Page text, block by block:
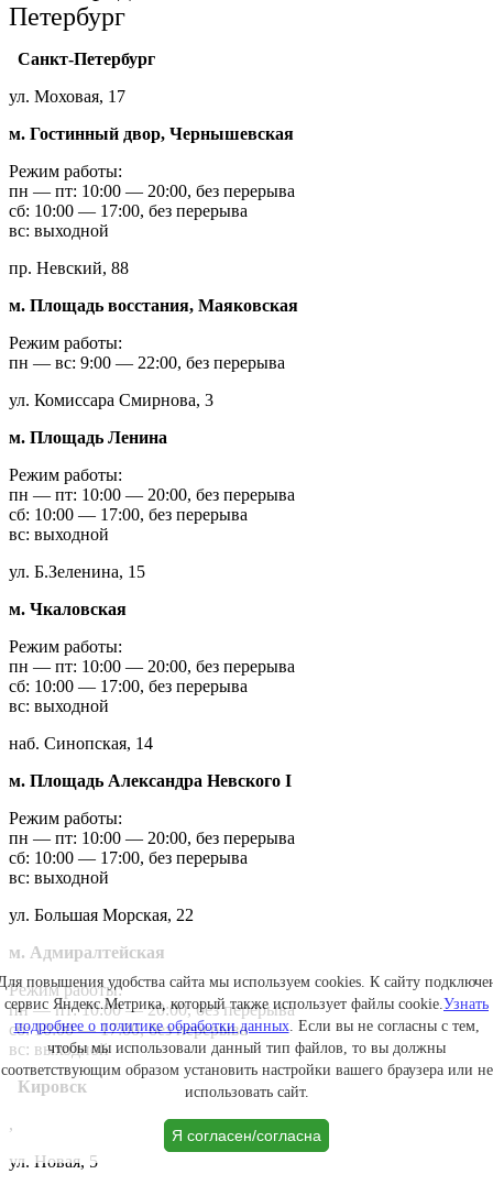
Петербург
Санкт-Петербург
ул. Моховая, 17
м. Гостинный двор, Чернышевская
Режим работы:
пн — пт: 10:00 — 20:00, без перерыва
сб: 10:00 — 17:00, без перерыва
вс: выходной
пр. Невский, 88
м. Площадь восстания, Маяковская
Режим работы:
пн — вс: 9:00 — 22:00, без перерыва
ул. Комиссара Смирнова, 3
м. Площадь Ленина
Режим работы:
пн — пт: 10:00 — 20:00, без перерыва
сб: 10:00 — 17:00, без перерыва
вс: выходной
ул. Б.Зеленина, 15
м. Чкаловская
Режим работы:
пн — пт: 10:00 — 20:00, без перерыва
сб: 10:00 — 17:00, без перерыва
вс: выходной
наб. Синопская, 14
м. Площадь Александра Невского I
Режим работы:
пн — пт: 10:00 — 20:00, без перерыва
сб: 10:00 — 17:00, без перерыва
вс: выходной
ул. Большая Морская, 22
м. Адмиралтейская
Режим работы:
пн — пт: 10:00 — 20:00, без перерыва
сб: 10:00 — 17:00, без перерыва
вс: выходной
Кировск
,
ул. Новая, 5
повышения удобства сайта мы используем cookies. К сайту
сервис Яндекс.Метрика, который также использует файлы cookie.Узнать
подробнее о политике обработки данных. Если вы не согласны с тем,
чтобы мы использовали данный тип файлов, то вы должны
соответствующим образом установить настройки вашего браузера или не
использовать сайт.
Я согласен/согласна